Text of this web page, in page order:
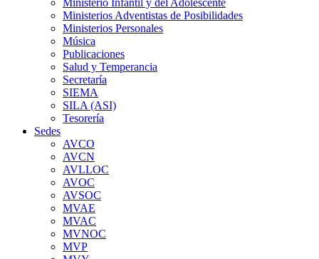
Ministerio Infantil y del Adolescente
Ministerios Adventistas de Posibilidades
Ministerios Personales
Música
Publicaciones
Salud y Temperancia
Secretaría
SIEMA
SILA (ASI)
Tesorería
Sedes
AVCO
AVCN
AVLLOC
AVOC
AVSOC
MVAE
MVAC
MVNOC
MVP